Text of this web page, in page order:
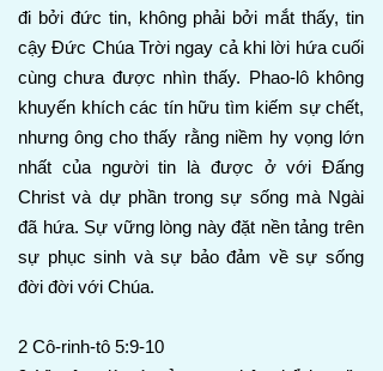
đi bởi đức tin, không phải bởi mắt thấy, tin
cậy Đức Chúa Trời ngay cả khi lời hứa cuối
cùng chưa được nhìn thấy. Phao-lô không
khuyến khích các tín hữu tìm kiếm sự chết,
nhưng ông cho thấy rằng niềm hy vọng lớn
nhất của người tin là được ở với Đấng
Christ và dự phần trong sự sống mà Ngài
đã hứa. Sự vững lòng này đặt nền tảng trên
sự phục sinh và sự bảo đảm về sự sống
đời đời với Chúa.
2 Cô-rinh-tô 5:9-10